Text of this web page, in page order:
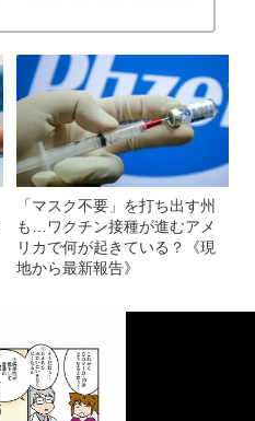
「マスク不要」を打ち出す州
も…ワクチン接種が進むアメ
リカで何が起きている？《現
地から最新報告》